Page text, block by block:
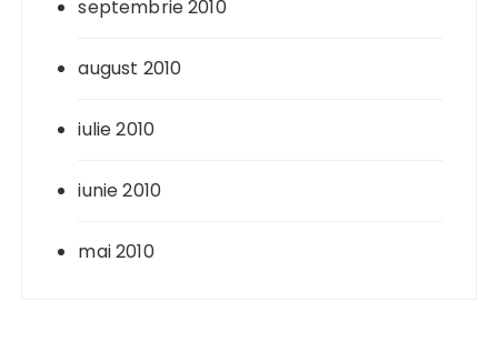
septembrie 2010
august 2010
iulie 2010
iunie 2010
mai 2010